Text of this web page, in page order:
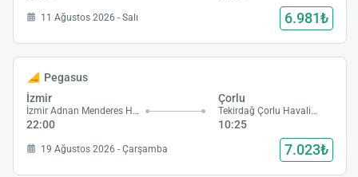
11 Ağustos 2026 - Salı 6.981₺
Pegasus
İzmir
İzmir Adnan Menderes Havalimanı
22:00
Çorlu
Tekirdağ Çorlu Havalimanı
10:25
19 Ağustos 2026 - Çarşamba 7.023₺